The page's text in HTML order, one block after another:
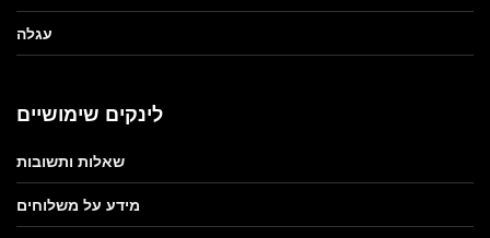
עגלה
לינקים שימושיים
שאלות ותשובות
מידע על משלוחים